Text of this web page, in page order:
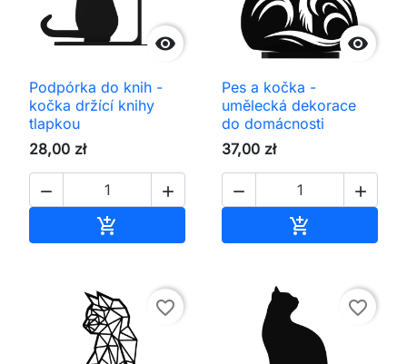

Podpórka do knih -
kočka držící knihy
tlapkou
28,00 zł
 


Pes a kočka -
umělecká dekorace
do domácnosti
37,00 zł
 

favorite_border favorite_border